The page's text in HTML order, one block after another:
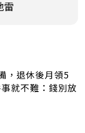
雷
，退休後月領5
就不難：錢別放